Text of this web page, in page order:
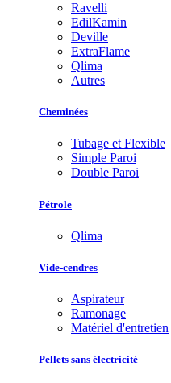
Ravelli
EdilKamin
Deville
ExtraFlame
Qlima
Autres
Cheminées
Tubage et Flexible
Simple Paroi
Double Paroi
Pétrole
Qlima
Vide-cendres
Aspirateur
Ramonage
Matériel d'entretien
Pellets sans électricité